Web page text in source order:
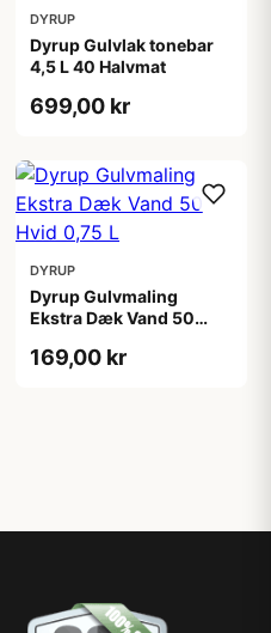
DYRUP
Dyrup Gulvlak tonebar
4,5 L 40 Halvmat
699,00 kr
DYRUP
Dyrup Gulvmaling
Ekstra Dæk Vand 50
169,00 kr